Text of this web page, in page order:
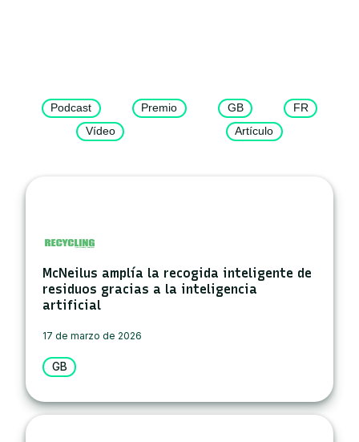
Podcast Premio GB
FR
Vídeo
Artículo
McNeilus amplía la recogida inteligente de
residuos gracias a la inteligencia
artificial
17 de marzo de 2026
GB